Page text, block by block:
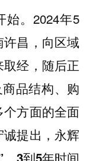
始。2024年5
昌，向区域
经，随后正
品结构、购
方面的全面
提出，永辉